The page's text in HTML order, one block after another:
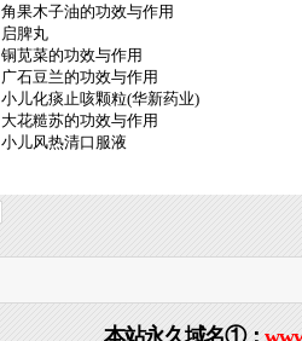
角果木子油的功效与作用
启脾丸
铜苋菜的功效与作用
广石豆兰的功效与作用
小儿化痰止咳颗粒(华新药业)
大花糙苏的功效与作用
小儿风热清口服液
本站永久域名①：